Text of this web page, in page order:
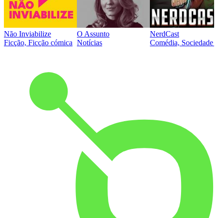
Não Inviabilize
Ficção, Ficção cómica
O Assunto
Notícias
NerdCast
Comédia, Sociedade